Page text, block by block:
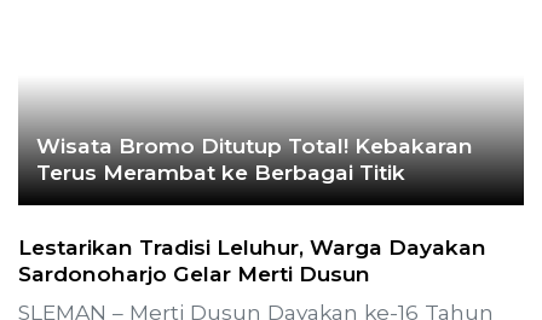
Wisata Bromo Ditutup Total! Kebakaran
Terus Merambat ke Berbagai Titik
Lestarikan Tradisi Leluhur, Warga Dayakan
Sardonoharjo Gelar Merti Dusun
SLEMAN – Merti Dusun Dayakan ke-16 Tahun